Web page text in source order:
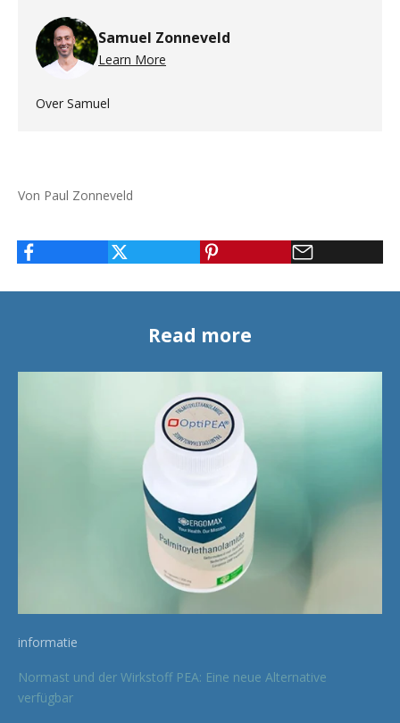
Samuel Zonneveld
Learn More
Over Samuel
Von Paul Zonneveld
Read more
informatie
Normast und der Wirkstoff PEA: Eine neue Alternative
verfügbar